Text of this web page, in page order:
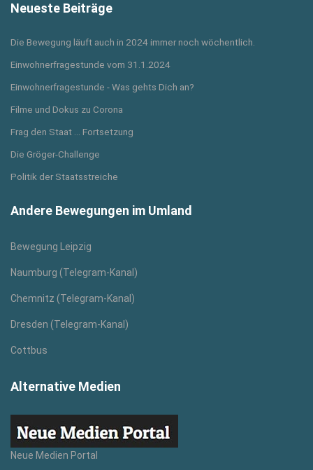
Neueste Beiträge
Die Bewegung läuft auch in 2024 immer noch wöchentlich.
Einwohnerfragestunde vom 31.1.2024
Einwohnerfragestunde - Was gehts Dich an?
Filme und Dokus zu Corona
Frag den Staat ... Fortsetzung
Die Gröger-Challenge
Politik der Staatsstreiche
Andere Bewegungen im Umland
Bewegung Leipzig
Naumburg (Telegram-Kanal)
Chemnitz (Telegram-Kanal)
Dresden (Telegram-Kanal)
Cottbus
Alternative Medien
Neue Medien Portal